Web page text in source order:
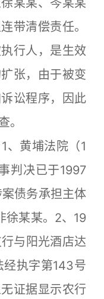
某某、岑某某
带清偿责任。
行人，是生效
张，由于被变
讼程序，因此
。
黄埔法院（1
判决已于1997
债务承担主体
徐某某。2、19
与阳光酒店达
经执字第143号
证据显示农行